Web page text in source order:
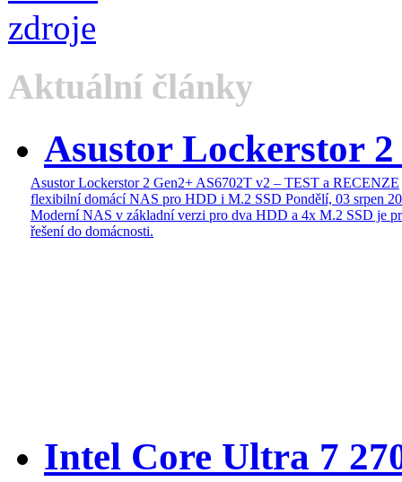
Aktuální články
Asustor Lockerstor
Asustor Lockerstor 2 Gen2+ AS6702T v2 – TEST a RECENZE
flexibilní domácí NAS pro HDD i M.2 SSD Pondělí, 03 srpen
Moderní NAS v základní verzi pro dva HDD a 4x M.2 SSD je
řešení do domácnosti.
Intel Core Ultra 7